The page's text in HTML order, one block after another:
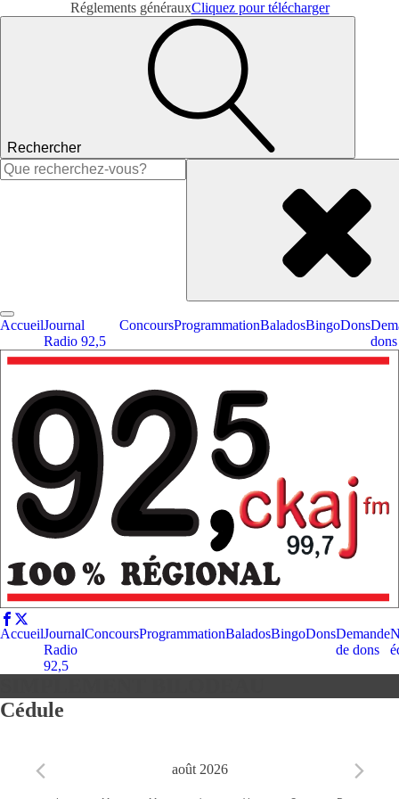
Réglements générauxCliquez pour télécharger
Rechercher
Rechercher :
AccueilJournal
Radio 92,5
ConcoursProgrammationBaladosBingoDons
dons
AccueilJournal
Radio
92,5
ConcoursProgrammationBaladosBingoDonsDemande
de dons
Cédule
août 2026